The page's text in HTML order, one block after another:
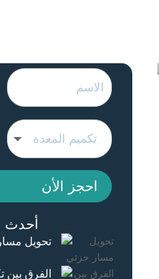
احجز الأن
أحدث
تحويل
الفرق بين